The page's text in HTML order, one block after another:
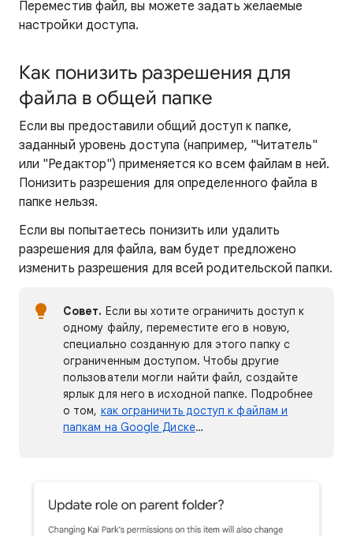
Переместив файл, вы можете задать желаемые
настройки доступа.
Как понизить разрешения для
файла в общей папке
Если вы предоставили общий доступ к папке,
заданный уровень доступа (например, "Читатель"
или "Редактор") применяется ко всем файлам в ней.
Понизить разрешения для определенного файла в
папке нельзя.
Если вы попытаетесь понизить или удалить
разрешения для файла, вам будет предложено
изменить разрешения для всей родительской папки.
Совет. Если вы хотите ограничить доступ к
одному файлу, переместите его в новую,
специально созданную для этого папку с
ограниченным доступом. Чтобы другие
пользователи могли найти файл, создайте
ярлык для него в исходной папке. Подробнее
о том, как ограничить доступ к файлам и
папкам на Google Диске…